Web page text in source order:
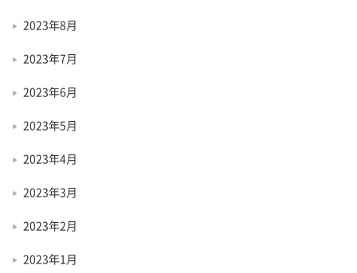
2023年8月
2023年7月
2023年6月
2023年5月
2023年4月
2023年3月
2023年2月
2023年1月